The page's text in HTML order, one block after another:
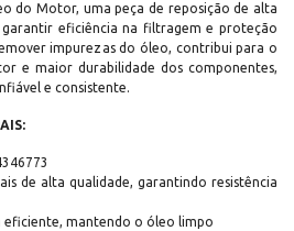
do Motor, uma peça de reposição de alta
garantir eficiência na filtragem e proteção
impurezas do óleo, contribui para o
e maior durabilidade dos componentes,
e consistente.
de alta qualidade, garantindo resistência
mantendo o óleo limpo